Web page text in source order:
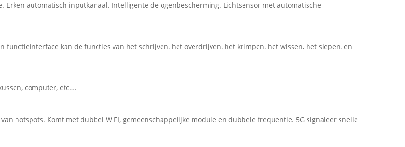
automatisch inputkanaal. Intelligente de ogenbescherming. Lichtsensor met automatische
kan de functies van het schrijven, het overdrijven, het krimpen, het wissen, het slepen, en
computer, etc….
hotspots. Komt met dubbel WIFI, gemeenschappelijke module en dubbele frequentie. 5G signaleer snelle